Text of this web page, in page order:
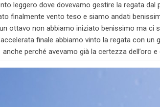
leggero dove dovevamo gestire la regata
finalmente vento teso e siamo andati
ottavo non abbiamo iniziato benissimo ma ci
finale abbiamo vinto la regata con
anche perché avevamo già la certezza dell’oro